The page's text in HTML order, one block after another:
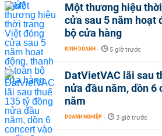
Một thương hiệu
cửa sau 5 năm hoạt
bộ cửa hàng
KINH DOANH - 5 giờ trước
DatVietVAC lãi sau
nửa đầu năm, dồn 6
năm
DOANH NGHIỆP - 3 giờ trước